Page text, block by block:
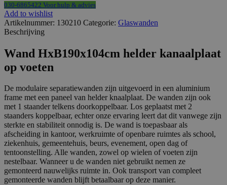
030-6865422 Voor hulp & advies
Add to wishlist
Artikelnummer: 130210 Categorie: Glaswanden
Beschrijving
Wand HxB190x104cm helder kanaalplaat
op voeten
De modulaire separatiewanden zijn uitgevoerd in een aluminium
frame met een paneel van helder knaalplaat. De wanden zijn ook
met 1 staander telkens doorkoppelbaar. Los geplaatst met 2
staanders koppelbaar, echter onze ervaring leert dat dit vanwege zijn
sterkte en stabiliteit onnodig is. De wand is toepasbaar als
afscheiding in kantoor, werkruimte of openbare ruimtes als school,
ziekenhuis, gemeentehuis, beurs, evenement, open dag of
tentoonstelling. Alle wanden, zowel op wielen of voeten zijn
nestelbaar. Wanneer u de wanden niet gebruikt nemen ze
gemonteerd nauwelijks ruimte in. Ook transport van compleet
gemonteerde wanden blijft betaalbaar op deze manier.